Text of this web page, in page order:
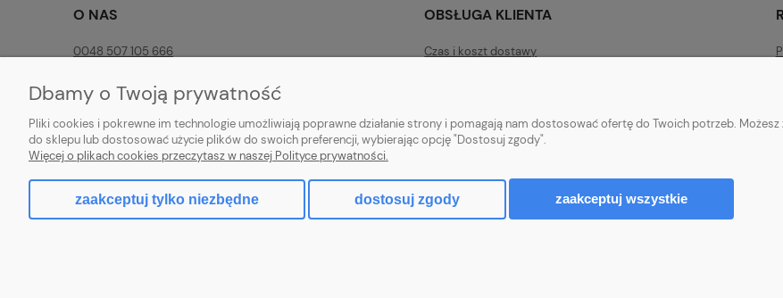
O NAS
0048 507 105 666
Adres Email
Kontakt i dane firmy
OBSŁUGA KLIENTA
Czas i koszt dostawy
Odstąpienie od umowy
Dbamy o Twoją prywatność
Pliki cookies i pokrewne im technologie umożliwiają poprawne działanie strony i pomagają nam dostosować ofertę do Twoich potrzeb.
do sklepu lub dostosować użycie plików do swoich preferencji, wybierając opcję "Dostosuj zgody".
Więcej o plikach cookies przeczytasz w naszej Polityce prywatności.
zaakceptuj tylko niezbędne dostosuj zgody zaakceptuj wszystkie